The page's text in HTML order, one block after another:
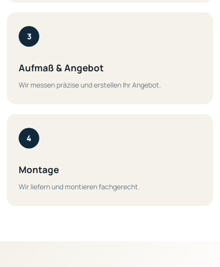
3
Aufmaß & Angebot
Wir messen präzise und erstellen Ihr Angebot.
4
Montage
Wir liefern und montieren fachgerecht.